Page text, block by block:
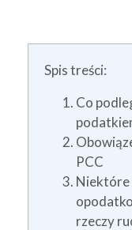
Spis treści:
Co
PCC
Niektóre
rzeczy